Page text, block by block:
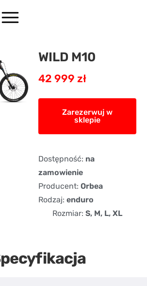
WILD M10
42 999 zł
Zarezerwuj w
sklepie
Dostępność: na
zamowienie
Producent: Orbea
Rodzaj: enduro
Rozmiar: S, M, L, XL